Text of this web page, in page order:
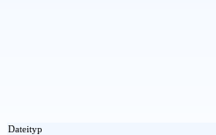
Dateityp